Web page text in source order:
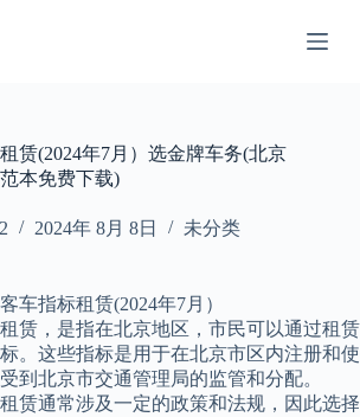
赁(2024年7月）选金牌车务(北京
本免费下载)
2024年 8月 8日 未分类
车指标租赁(2024年7月）
赁，是指在北京地区，市民可以通过租赁
。这些指标是用于在北京市区内注册和使
到北京市交通管理局的监管和分配。
赁通常涉及一定的政策和法规，因此选择